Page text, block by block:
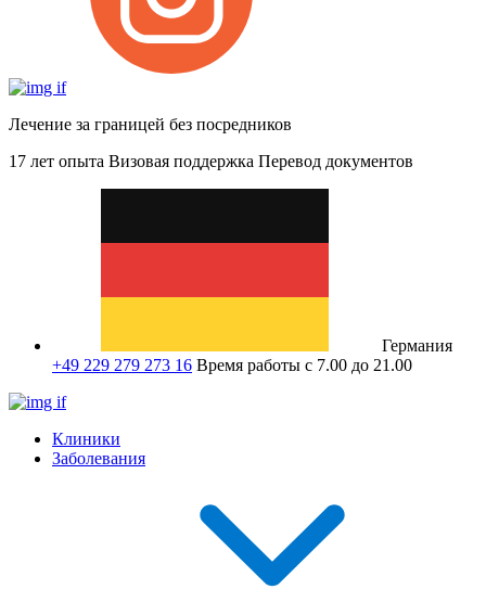
Лечение за границей без посредников
17 лет опыта Визовая поддержка Перевод документов
Германия
+49 229 279 273 16 Время работы с 7.00 до 21.00
Клиники
Заболевания